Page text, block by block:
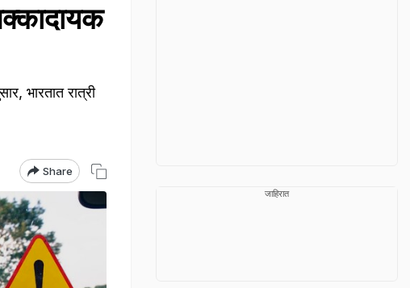
भारतात रात्री
Share
जाहिरात